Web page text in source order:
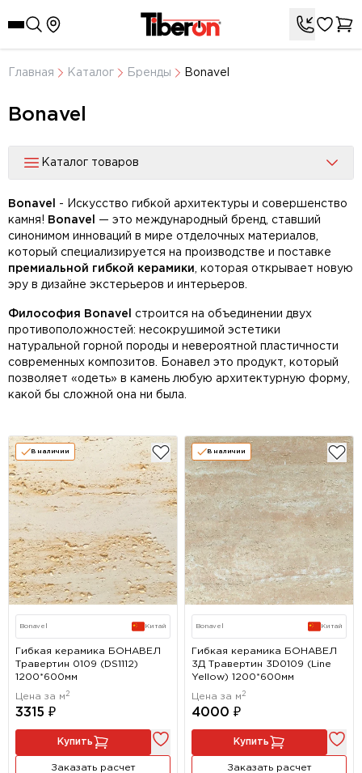
Главная Каталог Бренды Bonavel
Bonavel
Каталог товаров
Bonavel
- Искусство гибкой архитектуры и совершенство
камня! Bonavel
— это международный бренд, ставший
синонимом инноваций в мире отделочных материалов,
который специализируется на производстве и поставке
премиальной гибкой керамики , которая открывает новую
эру в дизайне экстерьеров и интерьеров.
Философия Bonavel строится на объединении двух
противоположностей: несокрушимой эстетики
натуральной горной породы и невероятной пластичности
современных композитов. Бонавел это продукт, который
позволяет «одеть» в камень любую архитектурную форму,
какой бы сложной она ни была.
В наличии
Bonavel Китай
Гибкая керамика БОНАВЕЛ
Травертин 0109 (DS1112)
1200*600мм
Цена за м 2
3315 ₽
Купить
Заказать расчет
В наличии
Bonavel Китай
Гибкая керамика БОНАВЕЛ
3Д Травертин 3D0109 (Line
Yellow) 1200*600мм
Цена за м 2
4000 ₽
Купить
Заказать расчет